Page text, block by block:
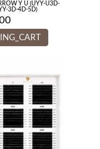
Y U (UYY-U3D-
3D-4D-5D)